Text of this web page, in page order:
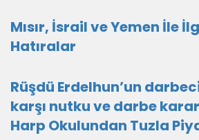
Mısır, İsrail ve Yemen İle
Hatıralar
Rüşdü Erdelhun’un
karşı nutku ve darbe
Harp Okulundan Tuzla